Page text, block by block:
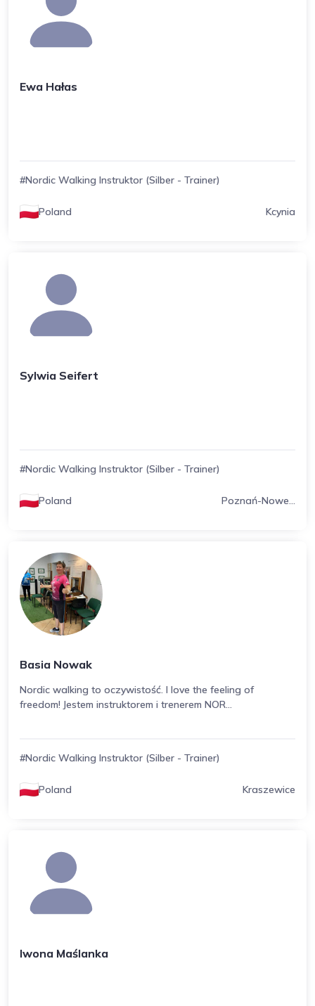
Ewa Hałas
#Nordic Walking Instruktor (Silber - Trainer)
Poland Kcynia
Sylwia Seifert
#Nordic Walking Instruktor (Silber - Trainer)
Poland Poznań-Nowe...
Basia Nowak
Nordic walking to oczywistość. I love the feeling of
freedom! Jestem instruktorem i trenerem NOR...
#Nordic Walking Instruktor (Silber - Trainer)
Poland Kraszewice
Iwona Maślanka